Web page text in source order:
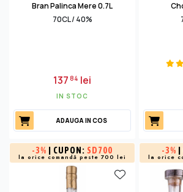
Bran Palinca Mere 0.7L
70CL / 40%
13784 lei
IN STOC
ADAUGA IN COS
-3% | CUPON: SD700
la orice comandă peste 700 lei
-3% |
la orice